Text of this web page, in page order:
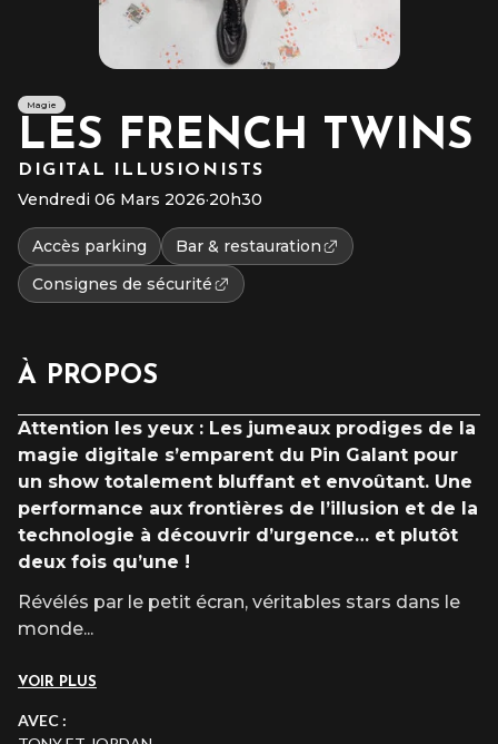
Magie
LES FRENCH TWINS
DIGITAL ILLUSIONISTS
Vendredi 06 Mars 2026·20h30
Accès parking
Bar & restauration
Consignes de sécurité
À PROPOS
Attention les yeux : Les jumeaux prodiges de la
magie digitale s’emparent du Pin Galant pour
un show totalement bluffant et envoûtant. Une
performance aux frontières de l’illusion et de la
technologie à découvrir d’urgence… et plutôt
deux fois qu’une !
Révélés par le petit écran, véritables stars dans le
monde...
VOIR PLUS
AVEC :